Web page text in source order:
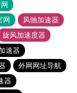
网
风驰加速器
旋风加速度器
速器
外网网址导航
器